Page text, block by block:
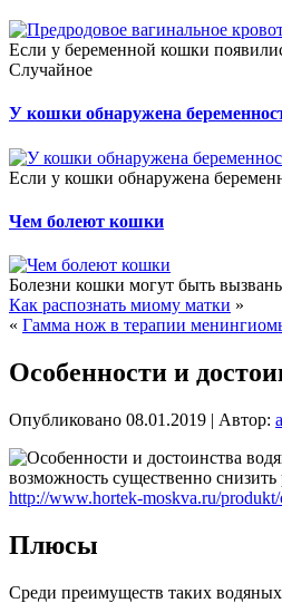
Если у беременной кошки
Случайное
У кошки обнаружена
Если у кошки обнаружена
Чем болеют кошки
Болезни кошки могут быть
Как распознать миому матки »
« Гамма нож в терапии
Особенности и
Опубликовано 08.01.2019 | Автор:
возможность существенно
http://www.hortek-moskva.ru/
Плюсы
Среди преимуществ таких